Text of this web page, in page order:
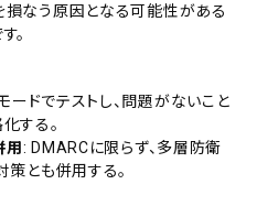
なう原因となる可能性がある
。
ードでテストし、問題がないこと
する。
用: DMARCに限らず、多層防衛
策とも併用する。